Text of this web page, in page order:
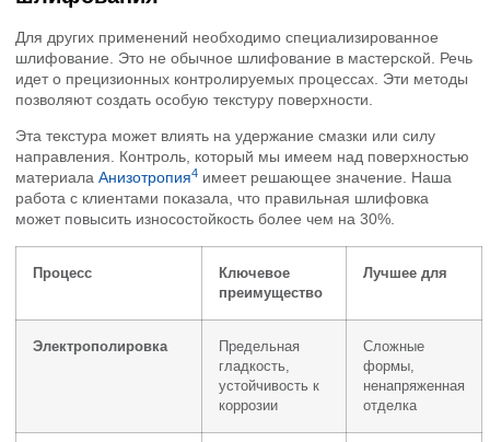
Для других применений необходимо специализированное
шлифование. Это не обычное шлифование в мастерской. Речь
идет о прецизионных контролируемых процессах. Эти методы
позволяют создать особую текстуру поверхности.
Эта текстура может влиять на удержание смазки или силу
направления. Контроль, который мы имеем над поверхностью
материала Анизотропия4 имеет решающее значение. Наша
работа с клиентами показала, что правильная шлифовка
может повысить износостойкость более чем на 30%.
Процесс
Ключевое
преимущество
Лучшее для
Электрополировка
Предельная
гладкость,
устойчивость к
коррозии
Сложные
формы,
ненапряженная
отделка